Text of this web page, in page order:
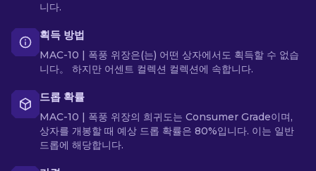
니다.
획득 방법
MAC-10 | 폭풍 위장은(는) 어떤 상자에서도 획득할 수 없습
니다。 하지만 어센트 컬렉션 컬렉션에 속합니다.
드롭 확률
MAC-10 | 폭풍 위장의 희귀도는 Consumer Grade이며,
상자를 개봉할 때 예상 드롭 확률은 80%입니다. 이는 일반
드롭에 해당합니다.